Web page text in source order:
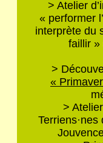
> Atelier
« performer
interprète du
faillir »
>
«
>